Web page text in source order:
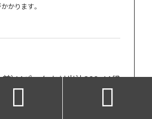
かります。
）：4パック かけ出汁300g：4袋
るつゆ100g：2袋
 